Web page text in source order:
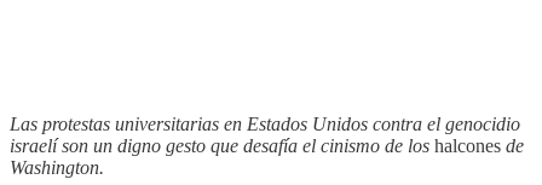
Las protestas universitarias en Estados Unidos contra el genocidio
israelí son un digno gesto que desafía el cinismo de los halcones de
Washington.